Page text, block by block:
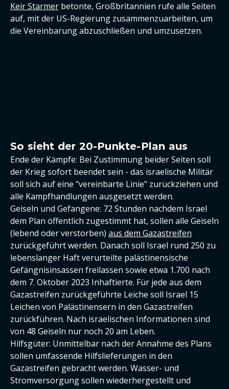
Keir Starmer betonte, Großbritannien rufe alle Seiten
auf, mit der US-Regierung zusammenzuarbeiten, um
die Vereinbarung abzuschließen und umzusetzen.
So sieht der 20-Punkte-Plan aus
Ende der Kämpfe: Bei Zustimmung beider Seiten soll
der Krieg sofort beendet sein - das israelische Militär
soll sich auf eine "vereinbarte Linie" zurückziehen und
alle Kampfhandlungen ausgesetzt werden.
Geiseln und Gefangene: 72 Stunden nachdem Israel
dem Plan öffentlich zugestimmt hat, sollen alle Geiseln
(lebend oder verstorben) aus dem Gazastreifen
zurückgeführt werden. Danach soll Israel rund 250 zu
lebenslanger Haft verurteilte palästinensische
Gefängnisinsassen freilassen sowie etwa 1.700 nach
dem 7. Oktober 2023 Inhaftierte. Für jede aus dem
Gazastreifen zurückgeführte Leiche soll Israel 15
Leichen von Palästinensern in den Gazastreifen
zurückführen. Nach israelischen Informationen sind
von 48 Geiseln nur noch 20 am Leben.
Hilfsgüter: Unmittelbar nach der Annahme des Plans
sollen umfassende Hilfslieferungen in den
Gazastreifen gebracht werden. Wasser- und
Stromversorgung sollen wiederhergestellt und